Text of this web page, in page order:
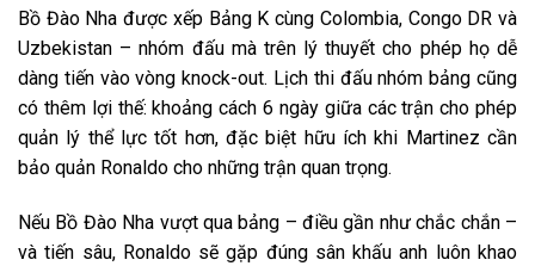
Bồ Đào Nha được xếp Bảng K cùng Colombia, Congo DR và
Uzbekistan – nhóm đấu mà trên lý thuyết cho phép họ dễ
dàng tiến vào vòng knock-out. Lịch thi đấu nhóm bảng cũng
có thêm lợi thế: khoảng cách 6 ngày giữa các trận cho phép
quản lý thể lực tốt hơn, đặc biệt hữu ích khi Martinez cần
bảo quản Ronaldo cho những trận quan trọng.
Nếu Bồ Đào Nha vượt qua bảng – điều gần như chắc chắn –
và tiến sâu, Ronaldo sẽ gặp đúng sân khấu anh luôn khao